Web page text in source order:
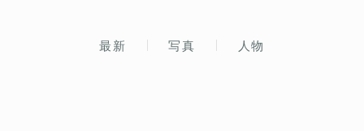
最新 写真 人物